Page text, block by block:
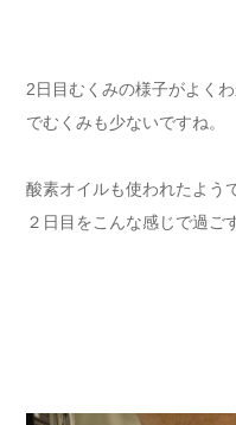
2日目むくみの様子がよく
でむくみも少ないですね。
酸素オイルも使われたよう
２日目をこんな感じで過ご